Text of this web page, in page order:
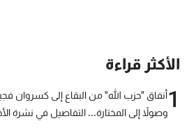
الأكثر قراءة
1أنفاق "حزب الله" من البقاع إلى كسروان
وصولاً إلى المختارة... التفاصيل في نشرة
جدول البرامج
شاهد البرامج